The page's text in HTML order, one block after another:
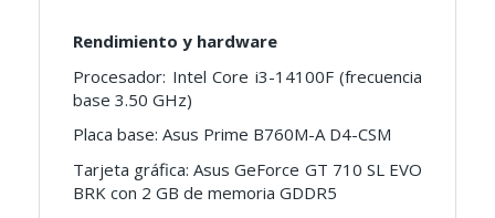
Rendimiento y hardware
Procesador: Intel Core i3-14100F (frecuencia
base 3.50 GHz)
Placa base: Asus Prime B760M-A D4-CSM
Tarjeta gráfica: Asus GeForce GT 710 SL EVO
BRK con 2 GB de memoria GDDR5